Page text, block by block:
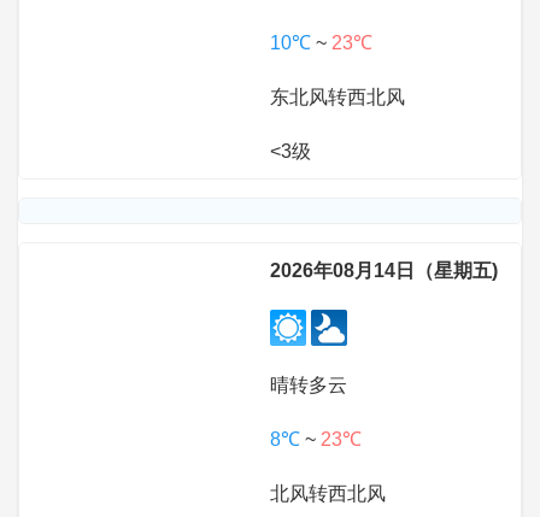
10℃ ~ 23℃
东北风转西北风
<3级
2026年08月14日（星期五)
晴转多云
8℃ ~ 23℃
北风转西北风